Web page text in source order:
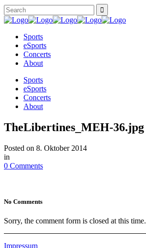
Sports
eSports
Concerts
About
Sports
eSports
Concerts
About
TheLibertines_MEH-36.jpg
Posted on 8. Oktober 2014
in
0 Comments
No Comments
Sorry, the comment form is closed at this time.
Impressum